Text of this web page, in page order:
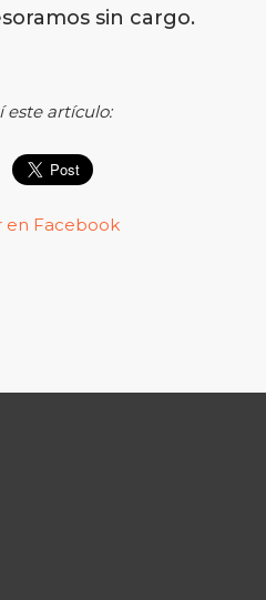
sin cargo.
este artículo:
en Facebook